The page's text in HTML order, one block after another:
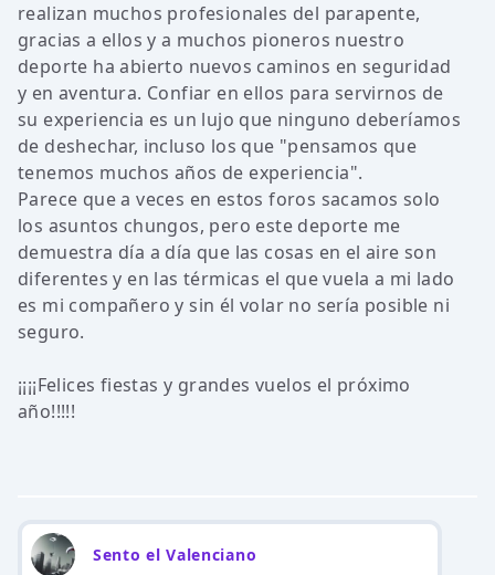
realizan muchos profesionales del parapente,
gracias a ellos y a muchos pioneros nuestro
deporte ha abierto nuevos caminos en seguridad
y en aventura. Confiar en ellos para servirnos de
su experiencia es un lujo que ninguno deberíamos
de deshechar, incluso los que "pensamos que
tenemos muchos años de experiencia".
Parece que a veces en estos foros sacamos solo
los asuntos chungos, pero este deporte me
demuestra día a día que las cosas en el aire son
diferentes y en las térmicas el que vuela a mi lado
es mi compañero y sin él volar no sería posible ni
seguro.
¡¡¡¡Felices fiestas y grandes vuelos el próximo
año!!!!!
Sento el Valenciano